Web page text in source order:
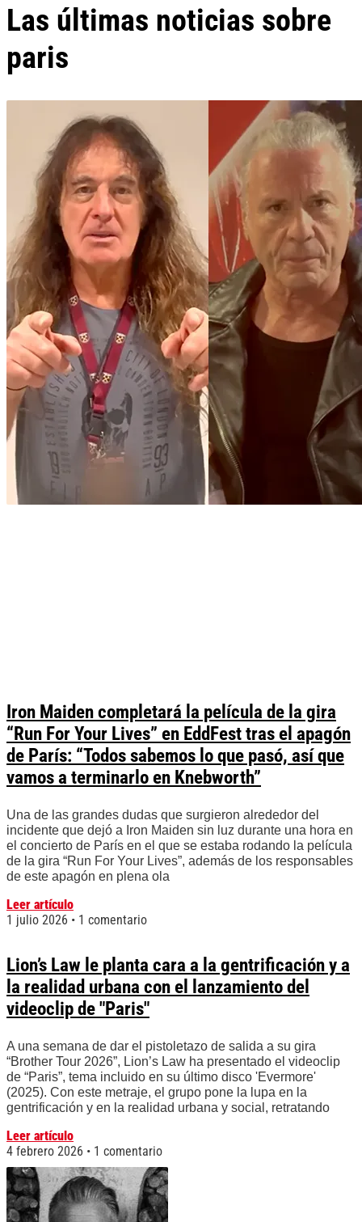
Las últimas noticias sobre
paris
Iron Maiden completará la película de la gira
“Run For Your Lives” en EddFest tras el apagón
de París: “Todos sabemos lo que pasó, así que
vamos a terminarlo en Knebworth”
Una de las grandes dudas que surgieron alrededor del
incidente que dejó a Iron Maiden sin luz durante una hora en
el concierto de París en el que se estaba rodando la película
de la gira “Run For Your Lives”, además de los responsables
de este apagón en plena ola
Leer artículo
1 julio 2026
1 comentario
Lion’s Law le planta cara a la gentrificación y a
la realidad urbana con el lanzamiento del
videoclip de "Paris"
A una semana de dar el pistoletazo de salida a su gira
“Brother Tour 2026”, Lion’s Law ha presentado el videoclip
de “Paris”, tema incluido en su último disco 'Evermore'
(2025). Con este metraje, el grupo pone la lupa en la
gentrificación y en la realidad urbana y social, retratando
Leer artículo
4 febrero 2026
1 comentario